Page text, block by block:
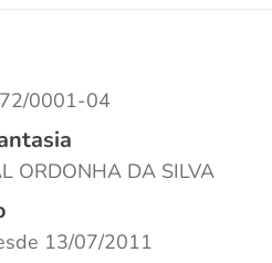
0001-04
ORDONHA DA SILVA
13/07/2011